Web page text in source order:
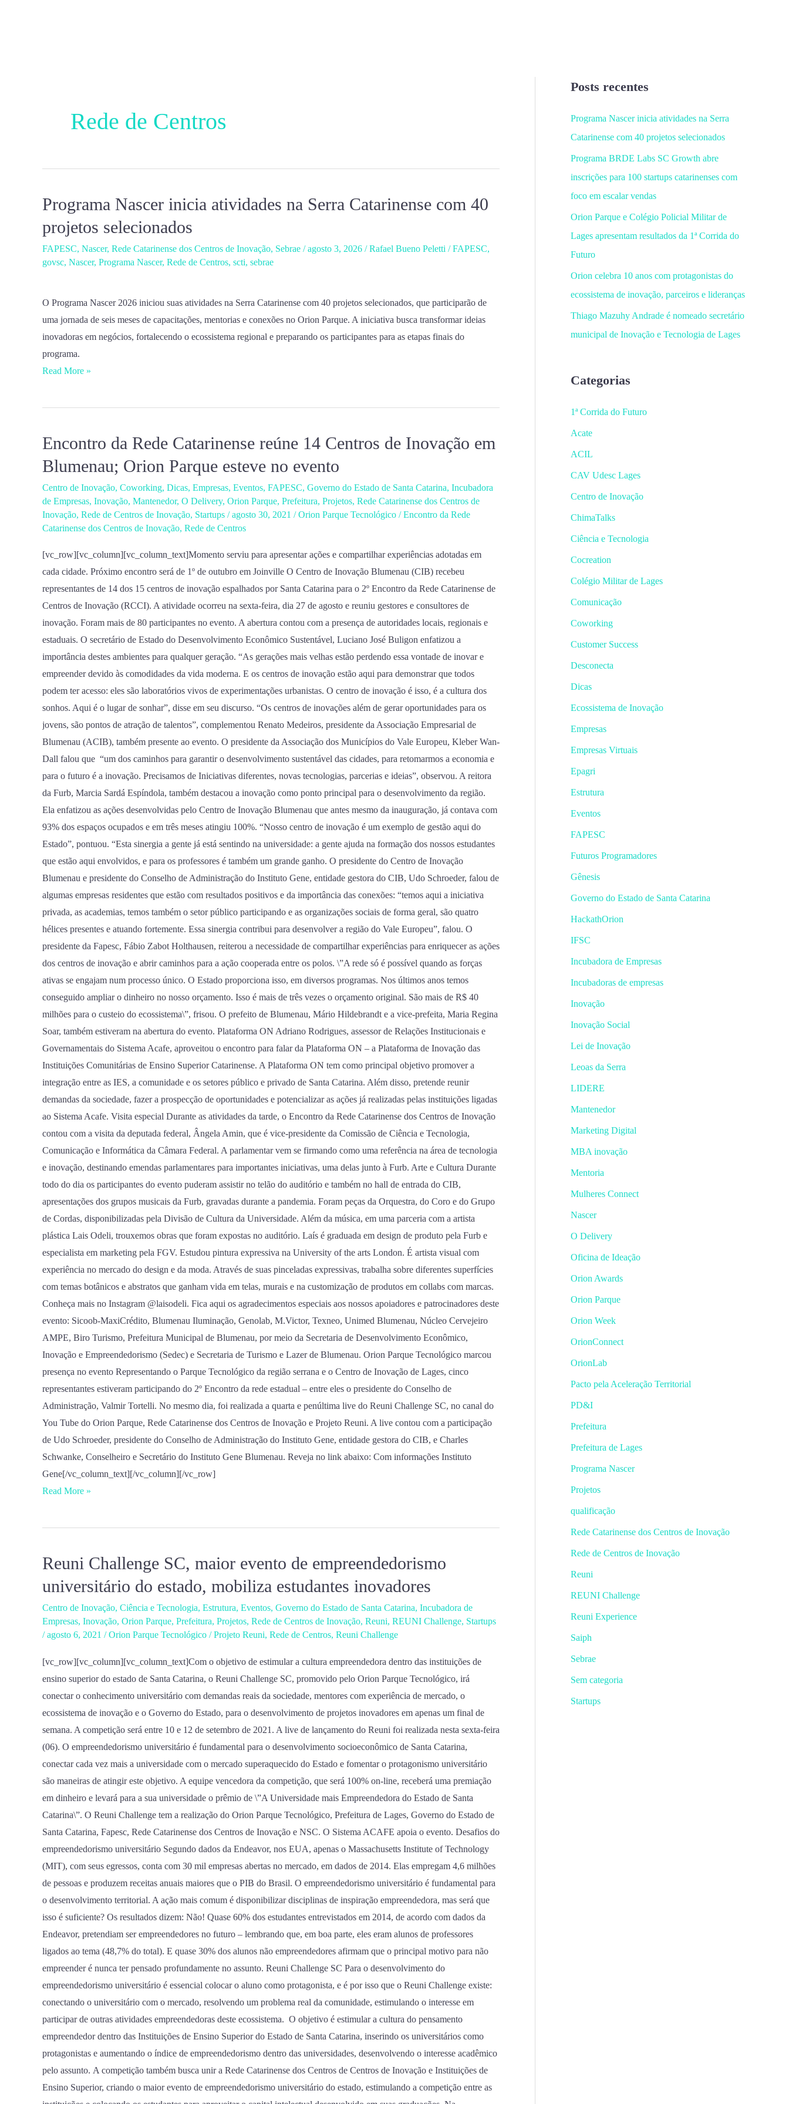
Rede de Centros
Programa Nascer inicia atividades na Serra Catarinense com 40
projetos selecionados
FAPESC, Nascer, Rede Catarinense dos Centros de Inovação, Sebrae /agosto 3, 2026 /Rafael Bueno Peletti /FAPESC,
govsc, Nascer, Programa Nascer, Rede de Centros, scti, sebrae
O Programa Nascer 2026 iniciou suas atividades na Serra Catarinense com 40 projetos selecionados, que participarão de
uma jornada de seis meses de capacitações, mentorias e conexões no Orion Parque. A iniciativa busca transformar ideias
inovadoras em negócios, fortalecendo o ecossistema regional e preparando os participantes para as etapas finais do
programa.
Programa
inicia
atividades
na
Catarinense
com
40
projetos
selecionados
Read More »
Encontro da Rede Catarinense reúne 14 Centros de Inovação em
Blumenau; Orion Parque esteve no evento
Centro de Inovação, Coworking, Dicas, Empresas, Eventos, FAPESC, Governo do Estado de Santa Catarina, Incubadora
de Empresas, Inovação, Mantenedor, O Delivery, Orion Parque, Prefeitura, Projetos, Rede Catarinense dos Centros de
Inovação, Rede de Centros de Inovação, Startups /agosto 30, 2021 /Orion Parque Tecnológico /Encontro da Rede
Catarinense dos Centros de Inovação, Rede de Centros
[vc_row][vc_column][vc_column_text]Momento serviu para apresentar ações e compartilhar experiências adotadas em
cada cidade. Próximo encontro será de 1º de outubro em Joinville O Centro de Inovação Blumenau (CIB) recebeu
representantes de 14 dos 15 centros de inovação espalhados por Santa Catarina para o 2º Encontro da Rede Catarinense de
Centros de Inovação (RCCI). A atividade ocorreu na sexta-feira, dia 27 de agosto e reuniu gestores e consultores de
inovação. Foram mais de 80 participantes no evento. A abertura contou com a presença de autoridades locais, regionais e
estaduais. O secretário de Estado do Desenvolvimento Econômico Sustentável, Luciano José Buligon enfatizou a
importância destes ambientes para qualquer geração. “As gerações mais velhas estão perdendo essa vontade de inovar e
empreender devido às comodidades da vida moderna. E os centros de inovação estão aqui para demonstrar que todos
podem ter acesso: eles são laboratórios vivos de experimentações urbanistas. O centro de inovação é isso, é a cultura dos
sonhos. Aqui é o lugar de sonhar”, disse em seu discurso. “Os centros de inovações além de gerar oportunidades para os
jovens, são pontos de atração de talentos”, complementou Renato Medeiros, presidente da Associação Empresarial de
Blumenau (ACIB), também presente ao evento. O presidente da Associação dos Municípios do Vale Europeu, Kleber Wan-
Dall falou que “um dos caminhos para garantir o desenvolvimento sustentável das cidades, para retomarmos a economia e
para o futuro é a inovação. Precisamos de Iniciativas diferentes, novas tecnologias, parcerias e ideias”, observou. A reitora
da Furb, Marcia Sardá Espíndola, também destacou a inovação como ponto principal para o desenvolvimento da região.
Ela enfatizou as ações desenvolvidas pelo Centro de Inovação Blumenau que antes mesmo da inauguração, já contava com
93% dos espaços ocupados e em três meses atingiu 100%. “Nosso centro de inovação é um exemplo de gestão aqui do
Estado”, pontuou. “Esta sinergia a gente já está sentindo na universidade: a gente ajuda na formação dos nossos estudantes
que estão aqui envolvidos, e para os professores é também um grande ganho. O presidente do Centro de Inovação
Blumenau e presidente do Conselho de Administração do Instituto Gene, entidade gestora do CIB, Udo Schroeder, falou de
algumas empresas residentes que estão com resultados positivos e da importância das conexões: “temos aqui a iniciativa
privada, as academias, temos também o setor público participando e as organizações sociais de forma geral, são quatro
hélices presentes e atuando fortemente. Essa sinergia contribui para desenvolver a região do Vale Europeu”, falou. O
presidente da Fapesc, Fábio Zabot Holthausen, reiterou a necessidade de compartilhar experiências para enriquecer as ações
dos centros de inovação e abrir caminhos para a ação cooperada entre os polos. \”A rede só é possível quando as forças
ativas se engajam num processo único. O Estado proporciona isso, em diversos programas. Nos últimos anos temos
conseguido ampliar o dinheiro no nosso orçamento. Isso é mais de três vezes o orçamento original. São mais de R$ 40
milhões para o custeio do ecossistema\”, frisou. O prefeito de Blumenau, Mário Hildebrandt e a vice-prefeita, Maria Regina
Soar, também estiveram na abertura do evento. Plataforma ON Adriano Rodrigues, assessor de Relações Institucionais e
Governamentais do Sistema Acafe, aproveitou o encontro para falar da Plataforma ON – a Plataforma de Inovação das
Instituições Comunitárias de Ensino Superior Catarinense. A Plataforma ON tem como principal objetivo promover a
integração entre as IES, a comunidade e os setores público e privado de Santa Catarina. Além disso, pretende reunir
demandas da sociedade, fazer a prospecção de oportunidades e potencializar as ações já realizadas pelas instituições ligadas
ao Sistema Acafe. Visita especial Durante as atividades da tarde, o Encontro da Rede Catarinense dos Centros de Inovação
contou com a visita da deputada federal, Ângela Amin, que é vice-presidente da Comissão de Ciência e Tecnologia,
Comunicação e Informática da Câmara Federal. A parlamentar vem se firmando como uma referência na área de tecnologia
e inovação, destinando emendas parlamentares para importantes iniciativas, uma delas junto à Furb. Arte e Cultura Durante
todo do dia os participantes do evento puderam assistir no telão do auditório e também no hall de entrada do CIB,
apresentações dos grupos musicais da Furb, gravadas durante a pandemia. Foram peças da Orquestra, do Coro e do Grupo
de Cordas, disponibilizadas pela Divisão de Cultura da Universidade. Além da música, em uma parceria com a artista
plástica Lais Odeli, trouxemos obras que foram expostas no auditório. Laís é graduada em design de produto pela Furb e
especialista em marketing pela FGV. Estudou pintura expressiva na University of the arts London. É artista visual com
experiência no mercado do design e da moda. Através de suas pinceladas expressivas, trabalha sobre diferentes superfícies
com temas botânicos e abstratos que ganham vida em telas, murais e na customização de produtos em collabs com marcas.
Conheça mais no Instagram @laisodeli. Fica aqui os agradecimentos especiais aos nossos apoiadores e patrocinadores deste
evento: Sicoob-MaxiCrédito, Blumenau Iluminação, Genolab, M.Victor, Texneo, Unimed Blumenau, Núcleo Cervejeiro
AMPE, Biro Turismo, Prefeitura Municipal de Blumenau, por meio da Secretaria de Desenvolvimento Econômico,
Inovação e Empreendedorismo (Sedec) e Secretaria de Turismo e Lazer de Blumenau. Orion Parque Tecnológico marcou
presença no evento Representando o Parque Tecnológico da região serrana e o Centro de Inovação de Lages, cinco
representantes estiveram participando do 2º Encontro da rede estadual – entre eles o presidente do Conselho de
Administração, Valmir Tortelli. No mesmo dia, foi realizada a quarta e penúltima live do Reuni Challenge SC, no canal do
You Tube do Orion Parque, Rede Catarinense dos Centros de Inovação e Projeto Reuni. A live contou com a participação
de Udo Schroeder, presidente do Conselho de Administração do Instituto Gene, entidade gestora do CIB, e Charles
Schwanke, Conselheiro e Secretário do Instituto Gene Blumenau. Reveja no link abaixo: Com informações Instituto
Gene[/vc_column_text][/vc_column][/vc_row]
Encontro
Rede
Catarinense
reúne
14
de
Inovação
em
Blumenau;
Orion
Parque
esteve
no
evento
Read More »
Reuni Challenge SC, maior evento de empreendedorismo
universitário do estado, mobiliza estudantes inovadores
Centro de Inovação, Ciência e Tecnologia, Estrutura, Eventos, Governo do Estado de Santa Catarina, Incubadora de
Empresas, Inovação, Orion Parque, Prefeitura, Projetos, Rede de Centros de Inovação, Reuni, REUNI Challenge, Startups
/agosto 6, 2021 /Orion Parque Tecnológico /Projeto Reuni, Rede de Centros, Reuni Challenge
[vc_row][vc_column][vc_column_text]Com o objetivo de estimular a cultura empreendedora dentro das instituições de
ensino superior do estado de Santa Catarina, o Reuni Challenge SC, promovido pelo Orion Parque Tecnológico, irá
conectar o conhecimento universitário com demandas reais da sociedade, mentores com experiência de mercado, o
ecossistema de inovação e o Governo do Estado, para o desenvolvimento de projetos inovadores em apenas um final de
semana. A competição será entre 10 e 12 de setembro de 2021. A live de lançamento do Reuni foi realizada nesta sexta-feira
(06). O empreendedorismo universitário é fundamental para o desenvolvimento socioeconômico de Santa Catarina,
conectar cada vez mais a universidade com o mercado superaquecido do Estado e fomentar o protagonismo universitário
são maneiras de atingir este objetivo. A equipe vencedora da competição, que será 100% on-line, receberá uma premiação
em dinheiro e levará para a sua universidade o prêmio de \”A Universidade mais Empreendedora do Estado de Santa
Catarina\”. O Reuni Challenge tem a realização do Orion Parque Tecnológico, Prefeitura de Lages, Governo do Estado de
Santa Catarina, Fapesc, Rede Catarinense dos Centros de Inovação e NSC. O Sistema ACAFE apoia o evento. Desafios do
empreendedorismo universitário Segundo dados da Endeavor, nos EUA, apenas o Massachusetts Institute of Technology
(MIT), com seus egressos, conta com 30 mil empresas abertas no mercado, em dados de 2014. Elas empregam 4,6 milhões
de pessoas e produzem receitas anuais maiores que o PIB do Brasil. O empreendedorismo universitário é fundamental para
o desenvolvimento territorial. A ação mais comum é disponibilizar disciplinas de inspiração empreendedora, mas será que
isso é suficiente? Os resultados dizem: Não! Quase 60% dos estudantes entrevistados em 2014, de acordo com dados da
Endeavor, pretendiam ser empreendedores no futuro – lembrando que, em boa parte, eles eram alunos de professores
ligados ao tema (48,7% do total). E quase 30% dos alunos não empreendedores afirmam que o principal motivo para não
empreender é nunca ter pensado profundamente no assunto. Reuni Challenge SC Para o desenvolvimento do
empreendedorismo universitário é essencial colocar o aluno como protagonista, e é por isso que o Reuni Challenge existe:
conectando o universitário com o mercado, resolvendo um problema real da comunidade, estimulando o interesse em
participar de outras atividades empreendedoras deste ecossistema. O objetivo é estimular a cultura do pensamento
empreendedor dentro das Instituições de Ensino Superior do Estado de Santa Catarina, inserindo os universitários como
protagonistas e aumentando o índice de empreendedorismo dentro das universidades, desenvolvendo o interesse acadêmico
pelo assunto. A competição também busca unir a Rede Catarinense dos Centros de Centros de Inovação e Instituições de
Ensino Superior, criando o maior evento de empreendedorismo universitário do estado, estimulando a competição entre as
Reuni
SC,
maior
evento
empreendedorismo
universitário
do
estado,
mobiliza
estudantes
inovadores
Posts recentes
Programa Nascer inicia atividades na Serra
Catarinense com 40 projetos selecionados
Programa BRDE Labs SC Growth abre
inscrições para 100 startups catarinenses com
foco em escalar vendas
Orion Parque e Colégio Policial Militar de
Lages apresentam resultados da 1ª Corrida do
Futuro
Orion celebra 10 anos com protagonistas do
ecossistema de inovação, parceiros e lideranças
Thiago Mazuhy Andrade é nomeado secretário
municipal de Inovação e Tecnologia de Lages
Categorias
1ª Corrida do Futuro
Acate
ACIL
CAV Udesc Lages
Centro de Inovação
ChimaTalks
Ciência e Tecnologia
Cocreation
Colégio Militar de Lages
Comunicação
Coworking
Customer Success
Desconecta
Dicas
Ecossistema de Inovação
Empresas
Empresas Virtuais
Epagri
Estrutura
Eventos
FAPESC
Futuros Programadores
Gênesis
Governo do Estado de Santa Catarina
HackathOrion
IFSC
Incubadora de Empresas
Incubadoras de empresas
Inovação
Inovação Social
Lei de Inovação
Leoas da Serra
LIDERE
Mantenedor
Marketing Digital
MBA inovação
Mentoria
Mulheres Connect
Nascer
O Delivery
Oficina de Ideação
Orion Awards
Orion Parque
Orion Week
OrionConnect
OrionLab
Pacto pela Aceleração Territorial
PD&I
Prefeitura
Prefeitura de Lages
Programa Nascer
Projetos
qualificação
Rede Catarinense dos Centros de Inovação
Rede de Centros de Inovação
Reuni
REUNI Challenge
Reuni Experience
Saiph
Sebrae
Sem categoria
Startups